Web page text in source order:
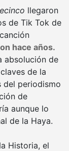
llegaron
de Tik Tok de
hace años.
absolución de
de la
del periodismo
de
aunque lo
de la Haya.
Historia, el